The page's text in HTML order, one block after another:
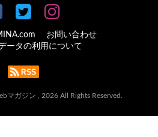
お問い合わせ
ータの利用について
マガジン , 2026 All Rights Reserved.